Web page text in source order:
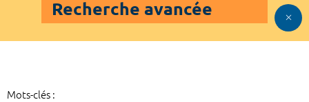
Recherche avancée
Mots-clés :